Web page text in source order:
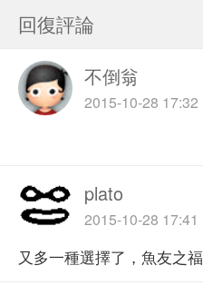
回復評論
不倒翁
2015-10-28 17:32
plato
2015-10-28 17:41
又多一種選擇了，魚友之福